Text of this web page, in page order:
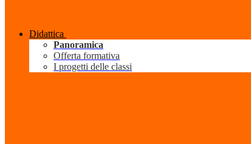
Didattica
Panoramica
Offerta formativa
I progetti delle classi